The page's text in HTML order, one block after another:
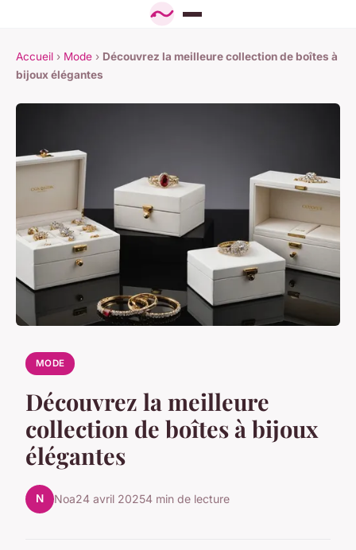
Accueil › Mode › Découvrez la meilleure collection de boîtes à
bijoux élégantes
MODE
Découvrez la meilleure
collection de boîtes à bijoux
élégantes
N Noa24 avril 20254 min de lecture